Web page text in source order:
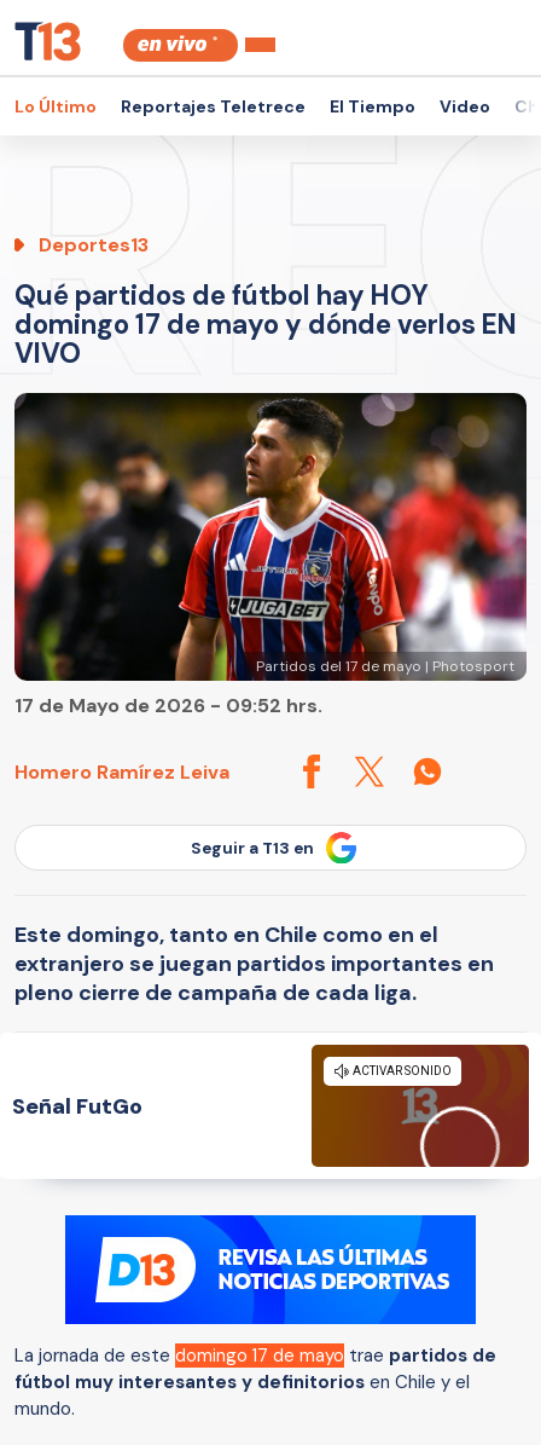
Lo Último Reportajes Teletrece El Tiempo Video
Deportes13
Qué partidos de fútbol hay HOY
domingo 17 de mayo y dónde verlos EN
VIVO
Partidos del 17 de mayo | Photosport
Homero Ramírez Leiva
17 de Mayo de 2026 - 09:52 hrs.
Seguir a T13 en
Este domingo, tanto en Chile como en el
extranjero se juegan partidos importantes en
pleno cierre de campaña de cada liga.
Señal FutGo
La jornada de este domingo 17 de mayo trae partidos de
fútbol muy interesantes y definitorios en Chile y el
mundo.